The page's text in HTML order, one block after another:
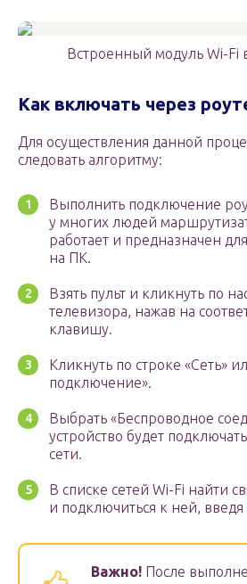
Встроенный модуль Wi-Fi
Как включать через
Для осуществления данной
следовать алгоритму:
Выполнить подключение
у многих людей
работает и предназначен
на ПК.
Взять пульт и кликнуть по
телевизора, нажав на
клавишу.
Кликнуть по строке «Сеть»
подключение».
Выбрать «Беспроводное
устройство будет
сети.
В списке сетей Wi-Fi найти
и подключиться к ней, введя
Важно! После